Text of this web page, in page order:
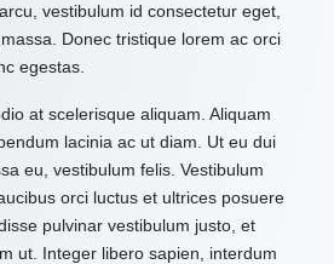
vestibulum id consectetur eget,
Donec tristique lorem ac orci
egestas.
at scelerisque aliquam. Aliquam
lacinia ac ut diam. Ut eu dui
eu, vestibulum felis. Vestibulum
orci luctus et ultrices posuere
pulvinar vestibulum justo, et
ut. Integer libero sapien, interdum